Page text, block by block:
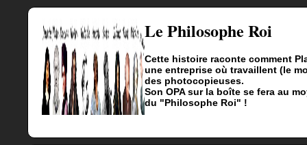
Le Philosophe Roi
Cette histoire raconte comment
une entreprise où travaillent (le
des photocopieuses.
Son OPA sur la boîte se fera au
du "Philosophe Roi" !